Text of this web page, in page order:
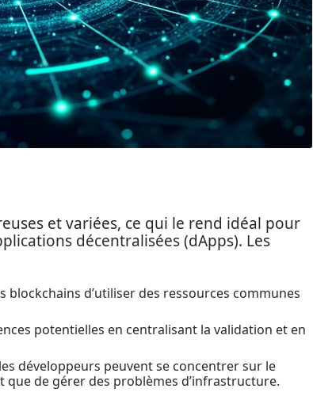
et variées, ce qui le rend idéal pour
décentralisées (dApps). Les
blockchains d’utiliser des ressources communes
potentielles en centralisant la validation et en
développeurs peuvent se concentrer sur le
de gérer des problèmes d’infrastructure.